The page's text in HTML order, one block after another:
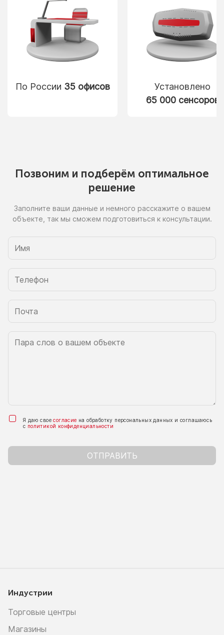
По России 35 офисов
Установлено
65 000 сенсоров
Позвоним и подберём оптимальное
решение
Заполните ваши данные и немного расскажите о вашем
объекте, так мы сможем подготовиться к консультации.
Я даю своесогласие на обработку персональных данных и соглашаюсь
с политикой конфиденциальности
ОТПРАВИТЬ
Индустрии
Торговые центры
Магазины